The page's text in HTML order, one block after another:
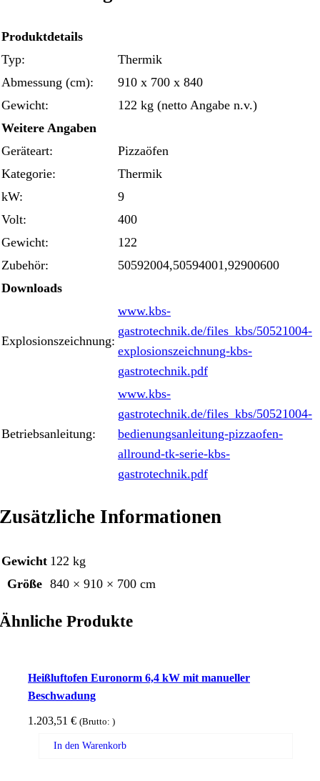
Produktdetails
Typ:
Thermik
Abmessung (cm):
910 x 700 x 840
Gewicht:
122 kg (netto Angabe n.v.)
Weitere Angaben
Geräteart:
Pizzaöfen
Kategorie:
Thermik
kW:
9
Volt:
400
Gewicht:
122
Zubehör:
50592004,50594001,92900600
Downloads
Explosionszeichnung:
www.kbs-
gastrotechnik.de/files_kbs/50521004-
explosionszeichnung-kbs-
gastrotechnik.pdf
Betriebsanleitung:
www.kbs-
gastrotechnik.de/files_kbs/50521004-
bedienungsanleitung-pizzaofen-
allround-tk-serie-kbs-
gastrotechnik.pdf
Zusätzliche Informationen
Gewicht 122 kg
Größe 840 × 910 × 700 cm
Ähnliche Produkte
Heißluftofen Euronorm 6,4 kW mit manueller
Beschwadung
1.203,51 € (Brutto: )
In den Warenkorb